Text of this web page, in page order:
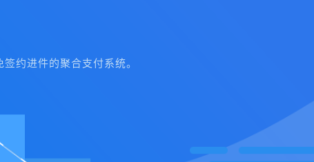
约进件的聚合支付系统。